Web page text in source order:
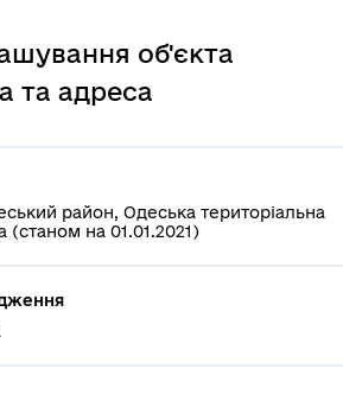
об'єкта
та адреса
район, Одеська територіальна
на 01.01.2021)